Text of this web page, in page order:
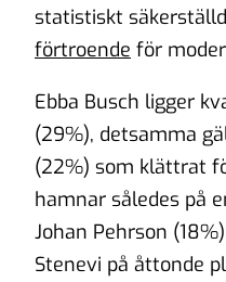
statistiskt
förtroende för
Ebba Busch ligger
(29%), detsamma
(22%) som klättrat
hamnar således på
Johan Pehrson
Stenevi på åttonde